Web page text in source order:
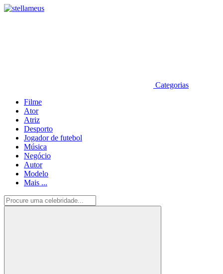
Categorias
Filme
Ator
Atriz
Desporto
Jogador de futebol
Música
Negócio
Autor
Modelo
Mais ...